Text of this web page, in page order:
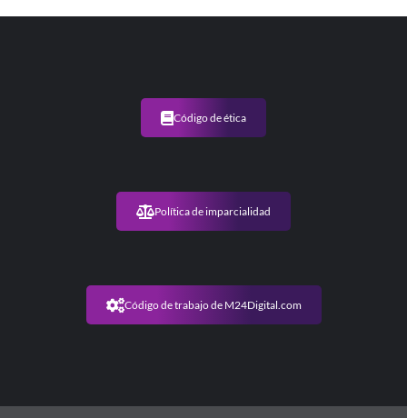
Código de ética
Política de imparcialidad
Código de trabajo de M24Digital.com